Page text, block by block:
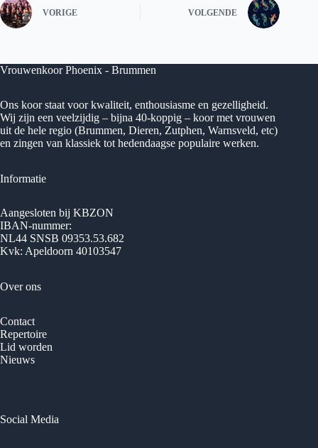
VORIGE VOLGENDE
Vrouwenkoor Phoenix - Brummen
Ons koor staat voor kwaliteit, enthousiasme en gezelligheid.
Wij zijn een veelzijdig – bijna 40-koppig – koor met vrouwen
uit de hele regio (Brummen, Dieren, Zutphen, Warnsveld, etc)
en zingen van klassiek tot hedendaagse populaire werken.
Informatie
Aangesloten bij KBZON
IBAN-nummer:
NL44 SNSB 09353.53.682
Kvk: Apeldoorn 40103547
Over ons
Contact
Repertoire
Lid worden
Nieuws
Social Media